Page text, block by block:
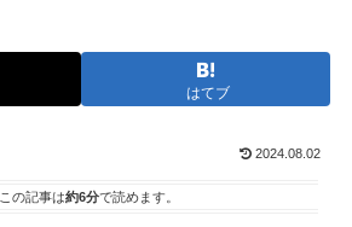
はてブ
2024.08.02
この記事は約6分で読めます。